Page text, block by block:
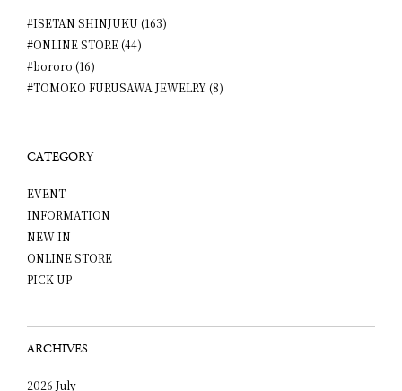
#ISETAN SHINJUKU (163)
#ONLINE STORE (44)
#bororo (16)
#TOMOKO FURUSAWA JEWELRY (8)
CATEGORY
EVENT
INFORMATION
NEW IN
ONLINE STORE
PICK UP
ARCHIVES
2026 July